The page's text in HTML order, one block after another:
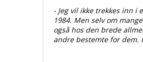
- Jeg vil ikke trekkes inn
1984. Men selv om
også hos den brede
andre bestemte for dem.